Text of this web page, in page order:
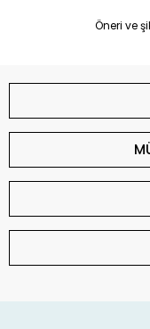
Öneri ve